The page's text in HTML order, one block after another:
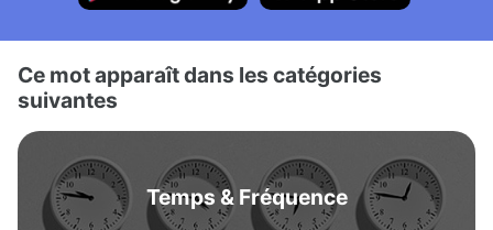
Ce mot apparaît dans les catégories
suivantes
Temps & Fréquence